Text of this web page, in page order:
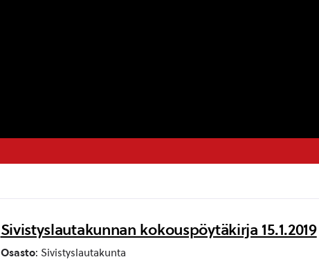
Sivistyslautakunnan kokouspöytäkirja 15.1.2019
Osasto: Sivistyslautakunta